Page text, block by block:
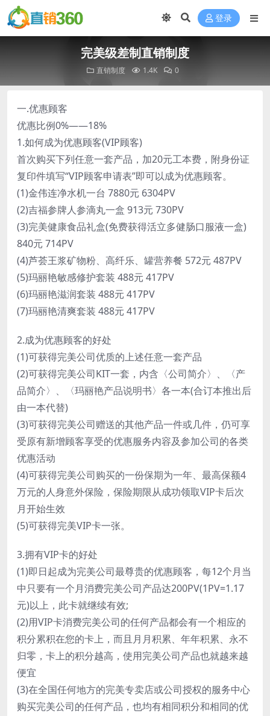
登录
完美级差制直销制度
直销制度 1.4K 0
一.优惠顾客
优惠比例0%——18%
1.如何成为优惠顾客(VIP顾客)
首次购买下列任意一套产品，加20元工本费，附身份证
复印件填写“VIP顾客申请表”即可以成为优惠顾客。
(1)金伟连净水机一台 7880元 6304PV
(2)吉福参牌人参滴丸一盒 913元 730PV
(3)完美健康食品礼盒(免费获得活立多健肠口服液一盒)
840元 714PV
(4)芦荟王浆矿物粉、高纤乐、罐营养餐 572元 487PV
(5)玛丽艳敏感修护套装 488元 417PV
(6)玛丽艳滋润套装 488元 417PV
(7)玛丽艳清爽套装 488元 417PV
2.成为优惠顾客的好处
(1)可获得完美公司优质的上述任意一套产品
(2)可获得完美公司KIT一套，内含〈公司简介〉、〈产
品简介〉、〈玛丽艳产品说明书〉各一本(合订本推出后
由一本代替)
(3)可获得完美公司赠送的其他产品一件或几件，仍可享
受原有新增顾客享受的优惠服务内容及参加公司的各类
优惠活动
(4)可获得完美公司购买的一份保期为一年、最高保额4
万元的人身意外保险，保险期限从成功领取VIP卡后次
月开始生效
(5)可获得完美VIP卡一张。
3.拥有VIP卡的好处
(1)即日起成为完美公司最尊贵的优惠顾客，每12个月当
中只要有一个月消费完美公司产品达200PV(1PV=1.17
元)以上，此卡就继续有效;
(2)用VIP卡消费完美公司的任何产品都会有一个相应的
积分累积在您的卡上，而且月月积累、年年积累、永不
归零，卡上的积分越高，使用完美公司产品也就越来越
便宜
(3)在全国任何地方的完美专卖店或公司授权的服务中心
购买完美公司的任何产品，也均有相同积分和相同的优